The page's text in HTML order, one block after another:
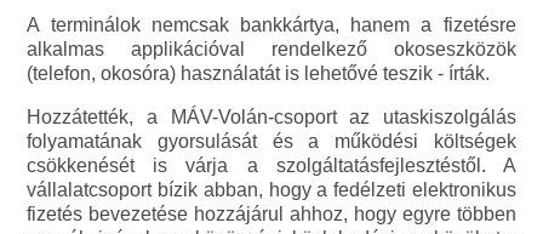
A terminálok nemcsak bankkártya, hanem a fizetésre
alkalmas applikációval rendelkező okoseszközök
(telefon, okosóra) használatát is lehetővé teszik - írták.
Hozzátették, a MÁV-Volán-csoport az utaskiszolgálás
folyamatának gyorsulását és a működési költségek
csökkenését is várja a szolgáltatásfejlesztéstől. A
vállalatcsoport bízik abban, hogy a fedélzeti elektronikus
fizetés bevezetése hozzájárul ahhoz, hogy egyre többen